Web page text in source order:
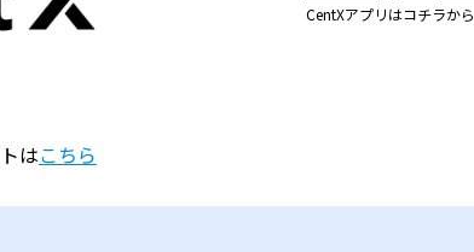
CentXアプリはコチラから
はこちら